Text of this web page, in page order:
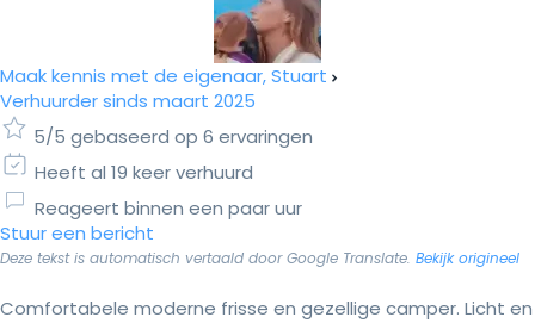
Maak kennis met de eigenaar, Stuart
Verhuurder sinds maart 2025
5/5 gebaseerd op 6 ervaringen
Heeft al 19 keer verhuurd
Reageert binnen een paar uur
Stuur een bericht
Deze tekst is automatisch vertaald door Google Translate. Bekijk origineel
Comfortabele moderne frisse en gezellige camper. Licht en